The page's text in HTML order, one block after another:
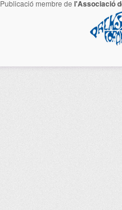
Publicació membre de l'Associació